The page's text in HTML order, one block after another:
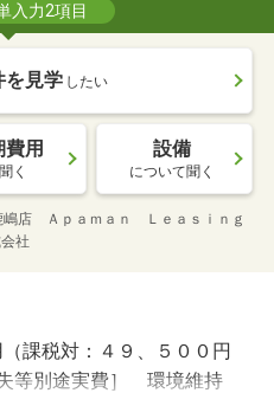
入力2項目
を見学 したい
用
く
設備
について聞く
嶋店 Ａｐａｍａｎ Ｌｅａｓｉｎｇ
会社
課税対：４９、５００円
等別途実費］ 環境維持